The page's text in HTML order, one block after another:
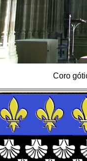
Coro